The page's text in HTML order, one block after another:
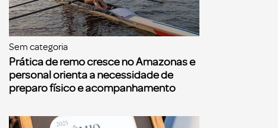
Sem categoria
Prática de remo cresce no Amazonas e
personal orienta a necessidade de
preparo físico e acompanhamento